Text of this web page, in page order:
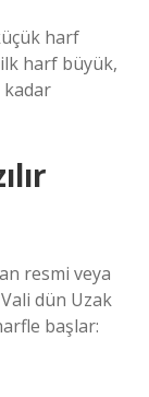
harf
harf büyük,
kadar
resmi veya
dün Uzak
başlar: